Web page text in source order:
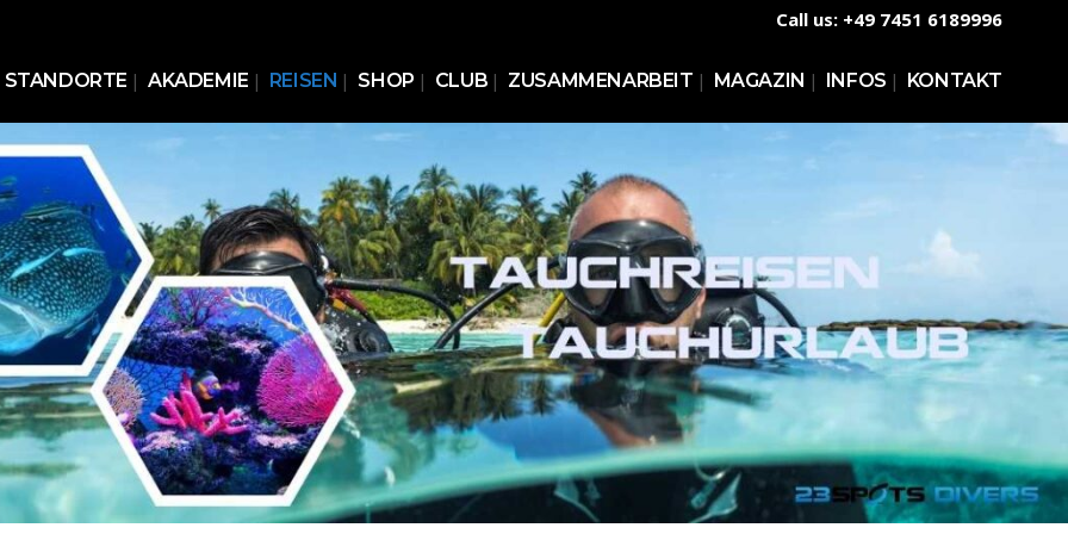
Call us: +49 7451 6189996
STANDORTE AKADEMIE
FREEDIVING KURSE
H2OTREKKING KURSE
KURSE FÜR UNTERWASSERFOTO- &
VIDEOGRAFIE
ERSTE HILFE KURSE TAUCHEN
TAUCHVERSICHERUNG
REISEN
/
SHOP
DIVEMASTER O.
WERDEN
KURSE
KURSE
HILFE KURSE TAUCHEN
TAUCHEN
WARENKORB
KASSE
MEIN BENUTZERKONTO
VERSANDARTEN
ZAHLUNGSARTEN
WIDERRUFSBELEHRUNG
CLUB ZUSAMMENARBEIT MAGAZIN INFOS KONTAKT